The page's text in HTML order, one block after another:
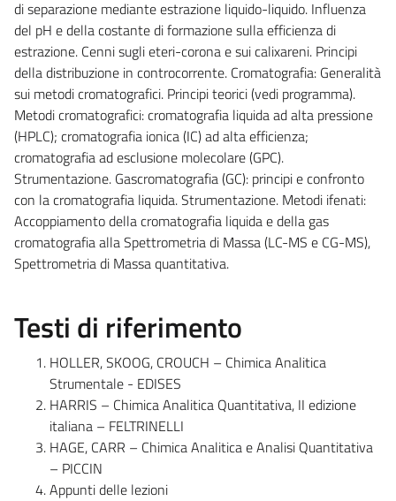
di separazione mediante estrazione liquido-liquido. Influenza
del pH e della costante di formazione sulla efficienza di
estrazione. Cenni sugli eteri-corona e sui calixareni. Principi
della distribuzione in controcorrente. Cromatografia: Generalità
sui metodi cromatografici. Principi teorici (vedi programma).
Metodi cromatografici: cromatografia liquida ad alta pressione
(HPLC); cromatografia ionica (IC) ad alta efficienza;
cromatografia ad esclusione molecolare (GPC).
Strumentazione. Gascromatografia (GC): principi e confronto
con la cromatografia liquida. Strumentazione. Metodi ifenati:
Accoppiamento della cromatografia liquida e della gas
cromatografia alla Spettrometria di Massa (LC-MS e CG-MS),
Spettrometria di Massa quantitativa.
Testi di riferimento
HOLLER, SKOOG, CROUCH – Chimica Analitica
Strumentale - EDISES
HARRIS – Chimica Analitica Quantitativa, II edizione
italiana – FELTRINELLI
HAGE, CARR – Chimica Analitica e Analisi Quantitativa
– PICCIN
Appunti delle lezioni